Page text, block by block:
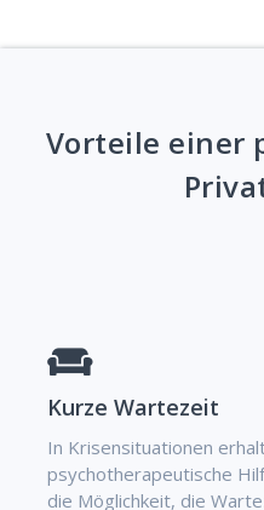
Vorteile einer
Kurze Wartezeit
In Krisensituationen
psychotherapeutische
die Möglichkeit, die